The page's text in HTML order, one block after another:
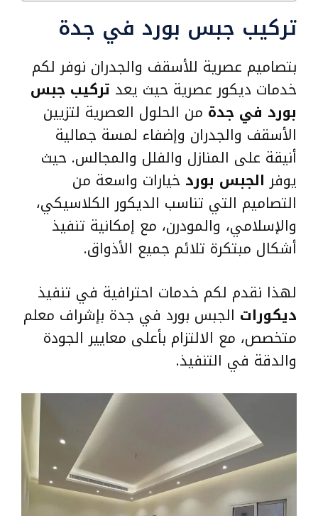
تركيب جبس بورد في جدة
بتصاميم عصرية للأسقف والجدران نوفر لكم
خدمات ديكور عصرية حيث يعد تركيب جبس
بورد في جدة من الحلول العصرية لتزيين
الأسقف والجدران وإضفاء لمسة جمالية
أنيقة على المنازل والفلل والمجالس. حيث
يوفر الجبس بورد خيارات واسعة من
التصاميم التي تناسب الديكور الكلاسيكي،
والإسلامي، والمودرن، مع إمكانية تنفيذ
أشكال مبتكرة تلائم جميع الأذواق.
لهذا نقدم لكم خدمات احترافية في تنفيذ
ديكورات الجبس بورد في جدة بإشراف معلم
متخصص، مع الالتزام بأعلى معايير الجودة
والدقة في التنفيذ.